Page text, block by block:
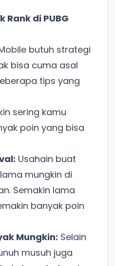
Rank di PUBG
butuh strategi
bisa cuma asal
tips yang
sering kamu
poin yang bisa
Usahain buat
mungkin di
Semakin lama
banyak poin
Mungkin: Selain
musuh juga